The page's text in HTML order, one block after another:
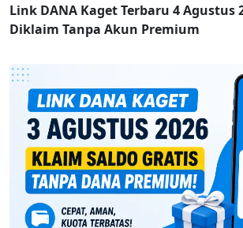
Link DANA Kaget Terbaru 4 Agustus
Diklaim Tanpa Akun Premium